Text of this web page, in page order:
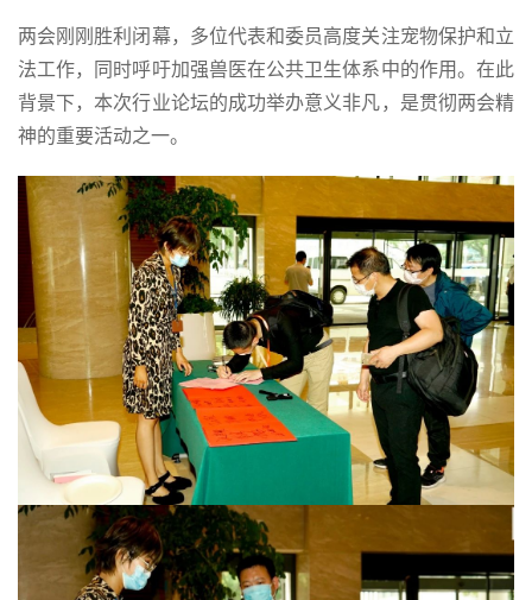
两会刚刚胜利闭幕，多位代表和委员高度关注宠物保护和立
法工作，同时呼吁加强兽医在公共卫生体系中的作用。在此
背景下，本次行业论坛的成功举办意义非凡，是贯彻两会精
神的重要活动之一。